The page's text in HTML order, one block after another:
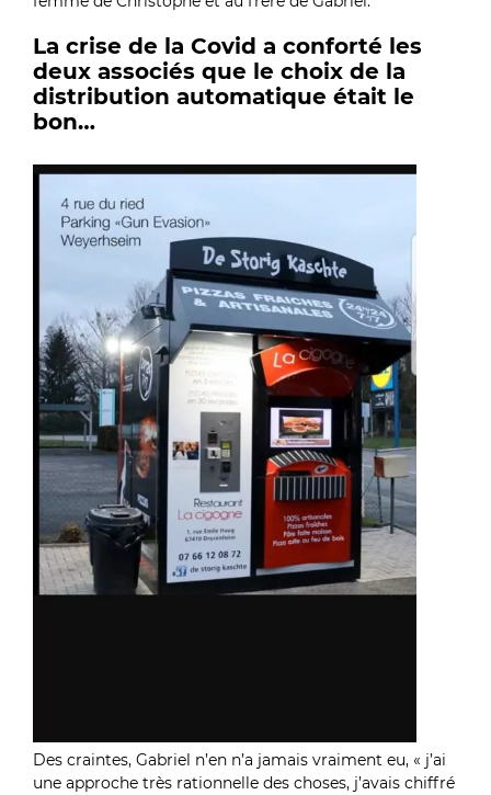
La crise de la Covid a conforté les
deux associés que le choix de la
distribution automatique était le
bon…
Des craintes, Gabriel n’en n’a jamais vraiment eu, « j’ai
une approche très rationnelle des choses, j’avais chiffré